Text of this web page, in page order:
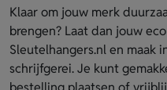
Klaar om jouw merk
brengen? Laat dan jouw
Sleutelhangers.nl en maak
schrijfgerei. Je kunt